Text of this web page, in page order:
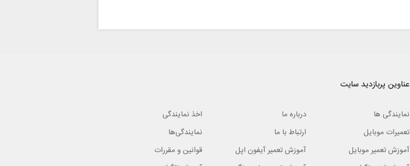
عناوین پربازدید سایت
نمایندگی ها درباره ما
اخذ نمایندگی
تعمیرات موبایل
ارتباط با ما
نمایندگی‌ها
آموزش تعمیر موبایل
آموزش تعمیر آیفون اپل
قوانین و مقررات